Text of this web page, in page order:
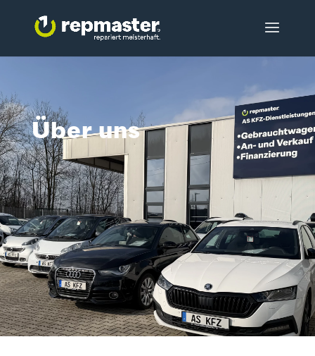
Über uns